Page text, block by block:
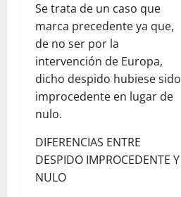
Se trata de un caso que
marca precedente ya que,
de no ser por la
intervención de Europa,
dicho despido hubiese sido
improcedente en lugar de
nulo.
DIFERENCIAS ENTRE
DESPIDO IMPROCEDENTE Y
NULO